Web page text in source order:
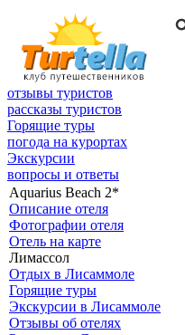
отзывы туристов
рассказы туристов
Горящие туры
погода на курортах
Экскурсии
вопросы и ответы
Aquarius Beach 2*
Описание отеля
Фотографии отеля
Отель на карте
Лимассол
Отдых в Лисаммоле
Горящие туры
Экскурсии в Лисаммоле
Отзывы об отелях